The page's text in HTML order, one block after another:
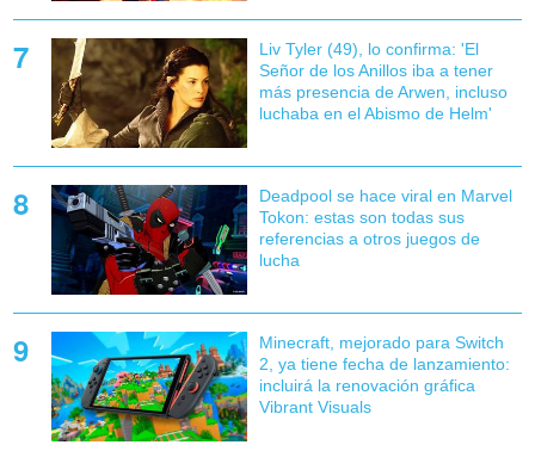
Liv Tyler (49), lo confirma: 'El
Señor de los Anillos iba a tener
más presencia de Arwen, incluso
luchaba en el Abismo de Helm'
Deadpool se hace viral en Marvel
Tokon: estas son todas sus
referencias a otros juegos de
lucha
Minecraft, mejorado para Switch
2, ya tiene fecha de lanzamiento:
incluirá la renovación gráfica
Vibrant Visuals